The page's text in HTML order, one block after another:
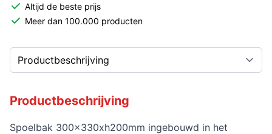
Altijd de beste prijs
Meer dan 100.000 producten
Productbeschrijving
Spoelbak 300x330xh200mm ingebouwd in het